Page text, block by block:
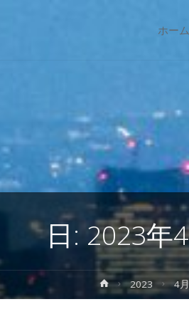
ツ
へ
ス
キ
ホーム
日:2023年
ホ
ー
2023 4月